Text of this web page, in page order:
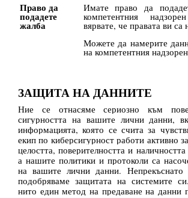
Право да
подадете
жалба
Имате право да
компетентния
вярвате, че правата ви
Можете да намерите
на компетентния
ЗАЩИТА НА ДАННИТЕ
Ние се отнасяме сериозно към
сигурността на вашите лични данни,
информацията, която се счита за
екип по киберсигурност работи активно
целостта, поверителността и
а нашите политики и протоколи са
на вашите лични данни.
подобряваме защитата на системите
нито един метод на предаване на данни